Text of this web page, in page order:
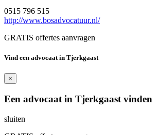
0515 796 515
http://www.bosadvocatuur.nl/
GRATIS offertes aanvragen
Vind een advocaat in Tjerkgaast
×
Een advocaat in Tjerkgaast vinden
sluiten